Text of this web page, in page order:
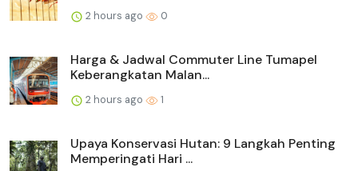
2 hours ago 0
Harga & Jadwal Commuter Line Tumapel
Keberangkatan Malan...
2 hours ago 1
Upaya Konservasi Hutan: 9 Langkah Penting
Memperingati Hari ...